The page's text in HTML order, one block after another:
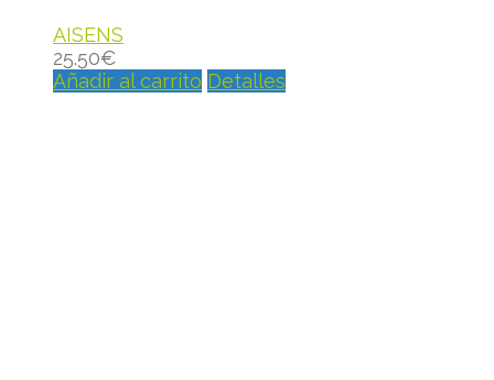
AISENS
25.50€
Añadir al carrito Detalles